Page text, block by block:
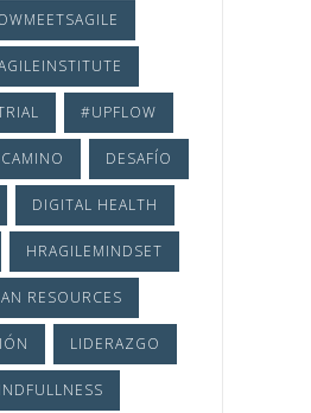
#UPFLOW
CAMINO DESAFÍO
DIGITAL HEALTH
HRAGILEMINDSET
RESOURCES
LIDERAZGO